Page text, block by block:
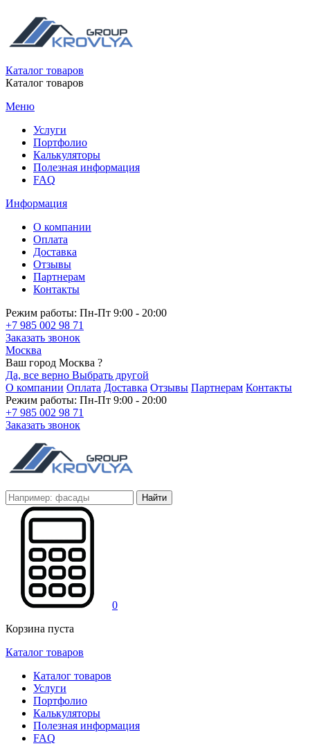
Каталог товаров
Каталог товаров
Меню
Услуги
Портфолио
Калькуляторы
Полезная информация
FAQ
Информация
О компании
Оплата
Доставка
Отзывы
Партнерам
Контакты
Режим работы: Пн-Пт 9:00 - 20:00
+7 985 002 98 71
Заказать звонок
Москва
Ваш город Москва ?
Да, все верно Выбрать другой
О компании Оплата Доставка Отзывы Партнерам Контакты
Режим работы: Пн-Пт 9:00 - 20:00
+7 985 002 98 71
Заказать звонок
Найти
0
Корзина пуста
Каталог товаров
Каталог товаров
Услуги
Портфолио
Калькуляторы
Полезная информация
FAQ